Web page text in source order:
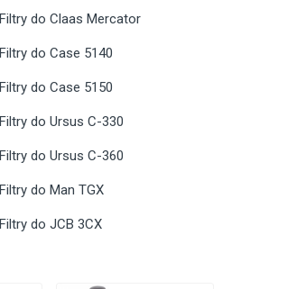
Filtry do Claas Mercator
Filtry do Case 5140
Filtry do Case 5150
Filtry do Ursus C-330
Filtry do Ursus C-360
Filtry do Man TGX
Filtry do JCB 3CX